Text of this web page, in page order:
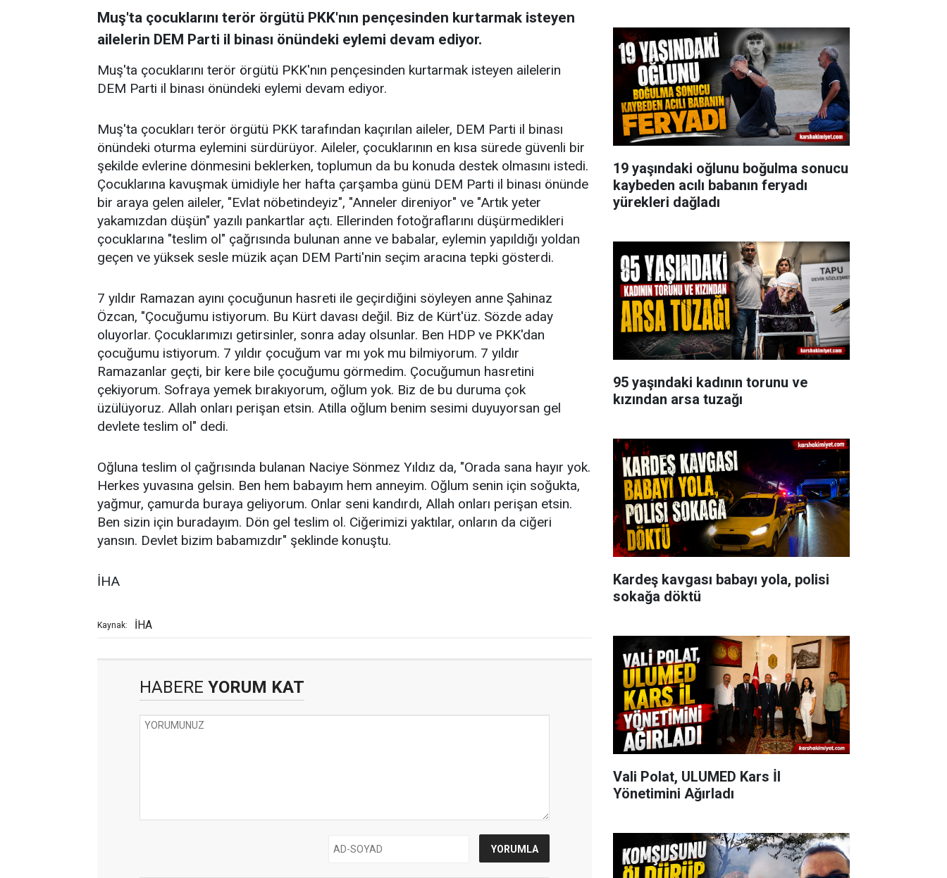
Muş'ta çocuklarını terör örgütü PKK'nın pençesinden kurtarmak isteyen
ailelerin DEM Parti il binası önündeki eylemi devam ediyor.
Muş'ta çocuklarını terör örgütü PKK'nın pençesinden kurtarmak isteyen ailelerin
DEM Parti il binası önündeki eylemi devam ediyor.
Muş'ta çocukları terör örgütü PKK tarafından kaçırılan aileler, DEM Parti il binası
önündeki oturma eylemini sürdürüyor. Aileler, çocuklarının en kısa sürede güvenli bir
şekilde evlerine dönmesini beklerken, toplumun da bu konuda destek olmasını istedi.
Çocuklarına kavuşmak ümidiyle her hafta çarşamba günü DEM Parti il binası önünde
bir araya gelen aileler, "Evlat nöbetindeyiz", "Anneler direniyor" ve "Artık yeter
yakamızdan düşün" yazılı pankartlar açtı. Ellerinden fotoğraflarını düşürmedikleri
çocuklarına "teslim ol" çağrısında bulunan anne ve babalar, eylemin yapıldığı yoldan
geçen ve yüksek sesle müzik açan DEM Parti'nin seçim aracına tepki gösterdi.
7 yıldır Ramazan ayını çocuğunun hasreti ile geçirdiğini söyleyen anne Şahinaz
Özcan, "Çocuğumu istiyorum. Bu Kürt davası değil. Biz de Kürt'üz. Sözde aday
oluyorlar. Çocuklarımızı getirsinler, sonra aday olsunlar. Ben HDP ve PKK'dan
çocuğumu istiyorum. 7 yıldır çocuğum var mı yok mu bilmiyorum. 7 yıldır
Ramazanlar geçti, bir kere bile çocuğumu görmedim. Çocuğumun hasretini
çekiyorum. Sofraya yemek bırakıyorum, oğlum yok. Biz de bu duruma çok
üzülüyoruz. Allah onları perişan etsin. Atilla oğlum benim sesimi duyuyorsan gel
devlete teslim ol" dedi.
Oğluna teslim ol çağrısında bulanan Naciye Sönmez Yıldız da, "Orada sana hayır yok.
Herkes yuvasına gelsin. Ben hem babayım hem anneyim. Oğlum senin için soğukta,
yağmur, çamurda buraya geliyorum. Onlar seni kandırdı, Allah onları perişan etsin.
Ben sizin için buradayım. Dön gel teslim ol. Ciğerimizi yaktılar, onların da ciğeri
yansın. Devlet bizim babamızdır" şeklinde konuştu.
İHA
Kaynak: İHA
HABERE YORUM KAT
19 yaşındaki oğlunu boğulma sonucu
kaybeden acılı babanın feryadı
yürekleri dağladı
95 yaşındaki kadının torunu ve
kızından arsa tuzağı
Kardeş kavgası babayı yola, polisi
sokağa döktü
Vali Polat, ULUMED Kars İl
Yönetimini Ağırladı